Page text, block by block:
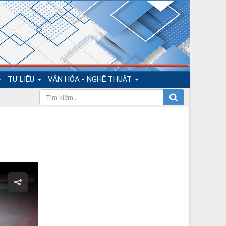
TƯ LIỆU VĂN HÓA - NGHỆ THUẬT